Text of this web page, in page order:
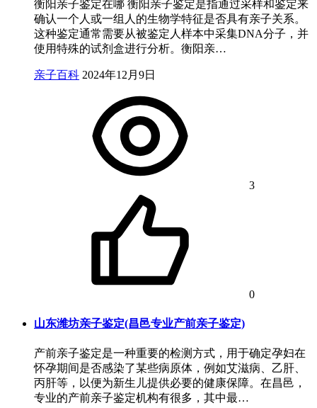
衡阳亲子鉴定在哪 衡阳亲子鉴定是指通过采样和鉴定来
确认一个人或一组人的生物学特征是否具有亲子关系。
这种鉴定通常需要从被鉴定人样本中采集DNA分子，并
使用特殊的试剂盒进行分析。衡阳亲…
亲子百科 2024年12月9日
3
0
山东潍坊亲子鉴定(昌邑专业产前亲子鉴定)
产前亲子鉴定是一种重要的检测方式，用于确定孕妇在
怀孕期间是否感染了某些病原体，例如艾滋病、乙肝、
丙肝等，以便为新生儿提供必要的健康保障。在昌邑，
专业的产前亲子鉴定机构有很多，其中最…